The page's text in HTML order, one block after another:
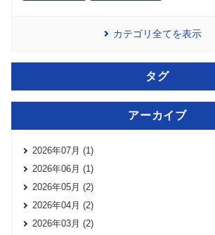
カテゴリ全てを表示
タグ
アーカイブ
2026年07月 (1)
2026年06月 (1)
2026年05月 (2)
2026年04月 (2)
2026年03月 (2)